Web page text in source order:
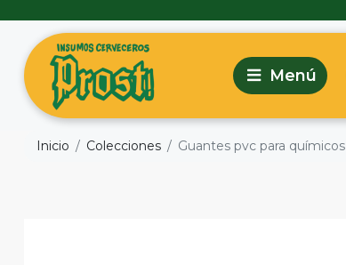
Inicio Colecciones Guantes pvc para químicos